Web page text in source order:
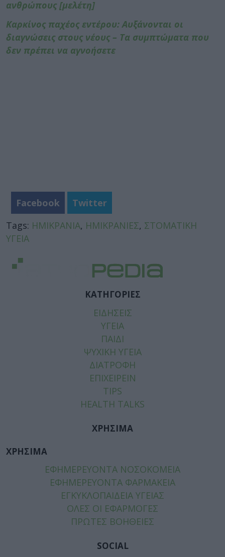
ανθρώπους [μελέτη]
Καρκίνος παχέος εντέρου: Αυξάνονται οι
διαγνώσεις στους νέους – Τα συμπτώματα που
δεν πρέπει να αγνοήσετε
Facebook
Twitter
Tags: ΗΜΙΚΡΑΝΙΑ, ΗΜΙΚΡΑΝΙΕΣ, ΣΤΟΜΑΤΙΚΗ
ΥΓΕΙΑ
ΚΑΤΗΓΟΡΙΕΣ
ΕΙΔΗΣΕΙΣ
ΥΓΕΙΑ
ΠΑΙΔΙ
ΨΥΧΙΚΗ ΥΓΕΙΑ
ΔΙΑΤΡΟΦΗ
ΕΠΙΧΕΙΡΕΙΝ
TIPS
HEALTH TALKS
ΧΡΗΣΙΜΑ
ΧΡΗΣΙΜΑ
ΕΦΗΜΕΡΕΥΟΝΤΑ ΝΟΣΟΚΟΜΕΙΑ
ΕΦΗΜΕΡΕΥΟΝΤΑ ΦΑΡΜΑΚΕΙΑ
ΕΓΚΥΚΛΟΠΑΙΔΕΙΑ ΥΓΕΙΑΣ
ΟΛΕΣ ΟΙ ΕΦΑΡΜΟΓΕΣ
ΠΡΩΤΕΣ ΒΟΗΘΕΙΕΣ
SOCIAL